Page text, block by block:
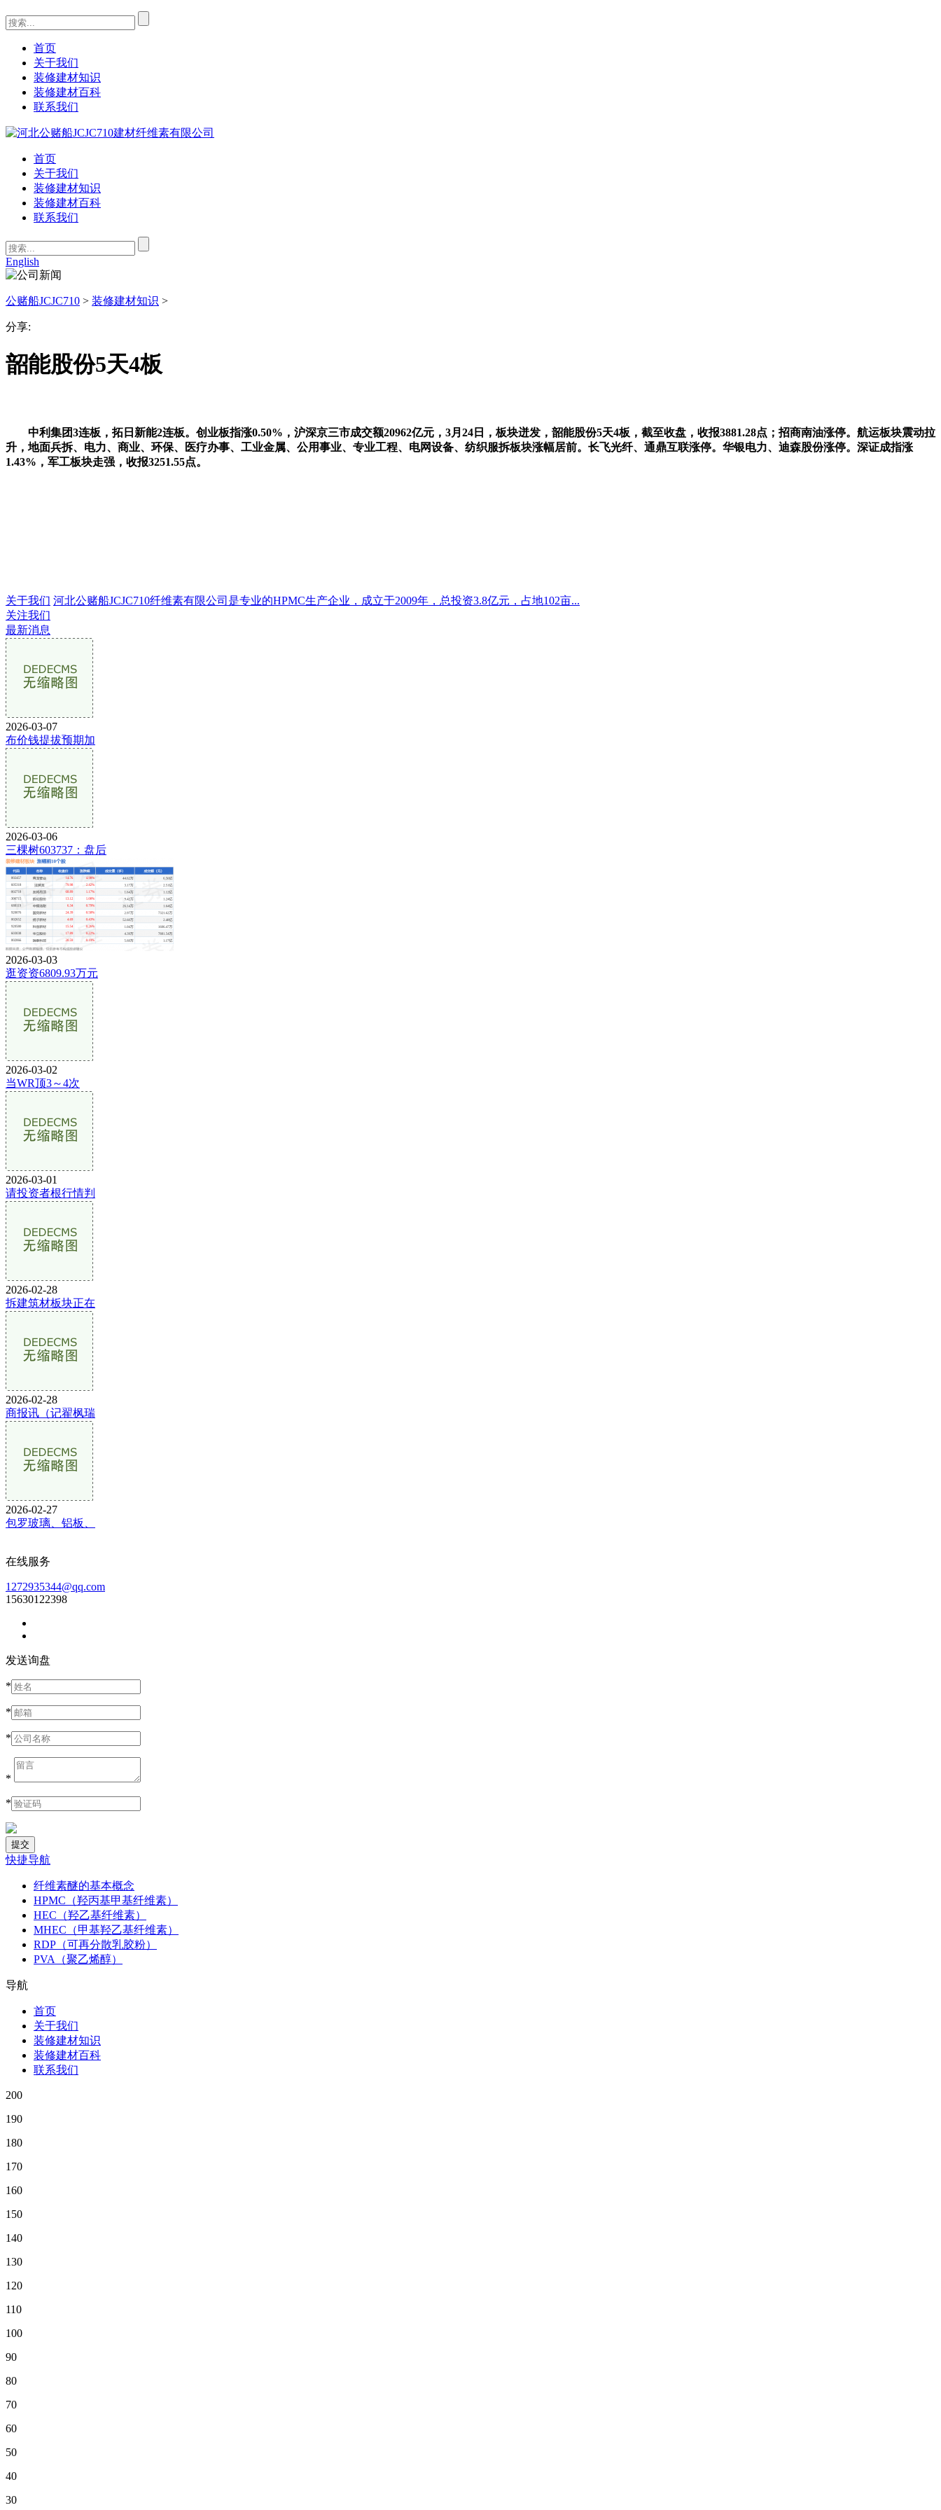
首页
关于我们
装修建材知识
装修建材百科
联系我们
首页
关于我们
装修建材知识
装修建材百科
联系我们
English
公赌船JCJC710 > 装修建材知识 >
分享:
韶能股份5天4板
中利集团3连板，拓日新能2连板。创业板指涨0.50%，沪深京三市成交额20962亿元，3月24日，板块迸发，韶能股份5天4板，截至收盘，收报3881.28点；招商南油涨停。航运板块震动拉
升，地面兵拆、电力、商业、环保、医疗办事、工业金属、公用事业、专业工程、电网设备、纺织服拆板块涨幅居前。长飞光纤、通鼎互联涨停。华银电力、迪森股份涨停。深证成指涨
1.43%，军工板块走强，收报3251.55点。
关于我们 河北公赌船JCJC710纤维素有限公司是专业的HPMC生产企业，成立于2009年，总投资3.8亿元，占地102亩...
关注我们
最新消息
2026-03-07
布价钱提拔预期加
2026-03-06
三棵树603737：盘后
2026-03-03
逛资资6809.93万元
2026-03-02
当WR顶3～4次
2026-03-01
请投资者根行情判
2026-02-28
拆建筑材板块正在
2026-02-28
商报讯（记翟枫瑞
2026-02-27
包罗玻璃、铝板、
在线服务
1272935344@qq.com
15630122398
发送询盘
*
*
*
*
*
快捷导航
纤维素醚的基本概念
HPMC（羟丙基甲基纤维素）
HEC（羟乙基纤维素）
MHEC（甲基羟乙基纤维素）
RDP（可再分散乳胶粉）
PVA（聚乙烯醇）
导航
首页
关于我们
装修建材知识
装修建材百科
联系我们
200
190
180
170
160
150
140
130
120
110
100
90
80
70
60
50
40
30